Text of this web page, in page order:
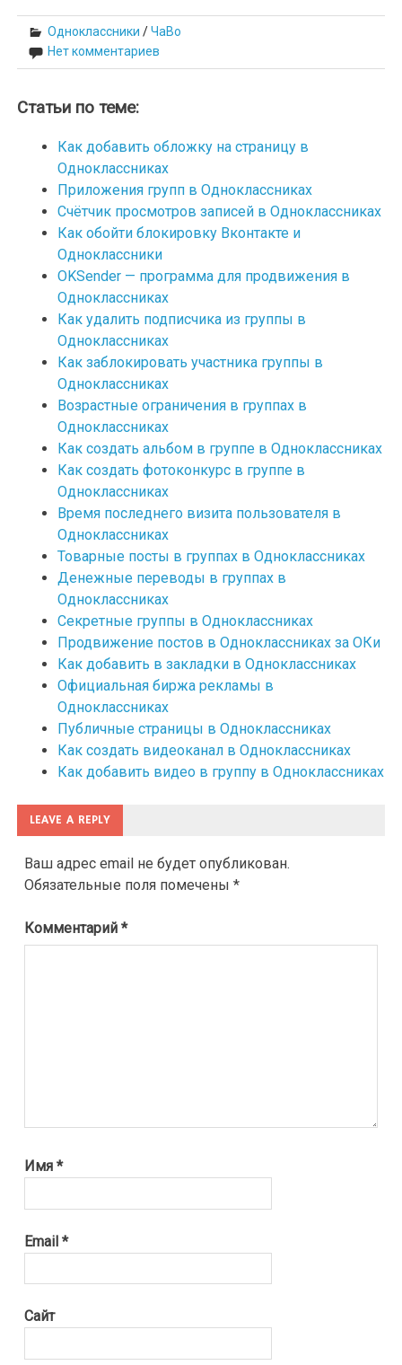
Одноклассники /ЧаВо
Нет комментариев
Статьи по теме:
Как добавить обложку на страницу в
Одноклассниках
Приложения групп в Одноклассниках
Счётчик просмотров записей в Одноклассниках
Как обойти блокировку Вконтакте и
Одноклассники
OKSender — программа для продвижения в
Одноклассниках
Как удалить подписчика из группы в
Одноклассниках
Как заблокировать участника группы в
Одноклассниках
Возрастные ограничения в группах в
Одноклассниках
Как создать альбом в группе в Одноклассниках
Как создать фотоконкурс в группе в
Одноклассниках
Время последнего визита пользователя в
Одноклассниках
Товарные посты в группах в Одноклассниках
Денежные переводы в группах в
Одноклассниках
Секретные группы в Одноклассниках
Продвижение постов в Одноклассниках за ОКи
Как добавить в закладки в Одноклассниках
Официальная биржа рекламы в
Одноклассниках
Публичные страницы в Одноклассниках
Как создать видеоканал в Одноклассниках
Как добавить видео в группу в Одноклассниках
LEAVE A REPLY
Ваш адрес email не будет опубликован.
Обязательные поля помечены*
Комментарий*
Имя*
Email*
Сайт